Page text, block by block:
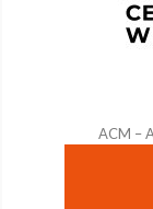
ACM –